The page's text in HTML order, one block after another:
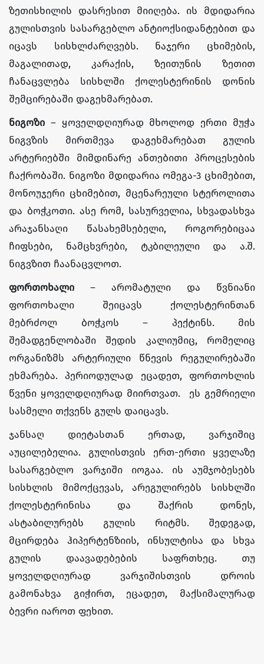
ზეთისხილის დასრესით მიიღება. ის მდიდარია
გულისთვის სასარგებლო ანტიოქსიდანტებით და
იცავს სისხლძარღვებს. ნაჯერი ცხიმების,
მაგალითად, კარაქის, ზეითუნის ზეთით
ჩანაცვლება სისხლში ქოლესტერინის დონის
შემცირებაში დაგეხმარებათ.
ნიგოზი – ყოველდღიურად მხოლოდ ერთი მუჭა
ნიგვზის მირთმევა დაგეხმარებათ გულის
არტერიებში მიმდინარე ანთებითი პროცესების
ჩაქრობაში. ნიგოზი მდიდარია ომეგა-3 ცხიმებით,
მონოუჯერი ცხიმებით, მცენარეული სტეროლითა
და ბოჭკოთი. ასე რომ, სასურველია, სხვადასხვა
არაჯანსაღი წასახემსებელი, როგორებიცაა
ჩიფსები, ნამცხვრები, ტკბილეული და ა.შ.
ნიგვზით ჩაანაცვლოთ.
ფორთოხალი – არომატული და წვნიანი
ფორთოხალი შეიცავს ქოლესტერინთან
მებრძოლ ბოჭკოს – პექტინს. მის
შემადგენლობაში შედის კალიუმიც, რომელიც
ორგანიზმს არტერიული წნევის რეგულირებაში
ეხმარება. პერიოდულად ეცადეთ, ფორთოხლის
წვენი ყოველდღიურად მიირთვათ. ეს გემრიელი
სასმელი თქვენს გულს დაიცავს.
ჯანსაღ დიეტასთან ერთად, ვარჯიშიც
აუცილებელია. გულისთვის ერთ-ერთი ყველაზე
სასარგებლო ვარჯიში იოგაა. ის აუმჯობესებს
სისხლის მიმოქცევას, არეგულირებს სისხლში
ქოლესტერინისა და შაქრის დონეს,
ასტაბილურებს გულის რიტმს. შედეგად,
მცირდება ჰიპერტენზიის, ინსულტისა და სხვა
გულის დაავადებების საფრთხეც. თუ
ყოველდღიურად ვარჯიშისთვის დროის
გამონახვა გიჭირთ, ეცადეთ, მაქსიმალურად
ბევრი იაროთ ფეხით.